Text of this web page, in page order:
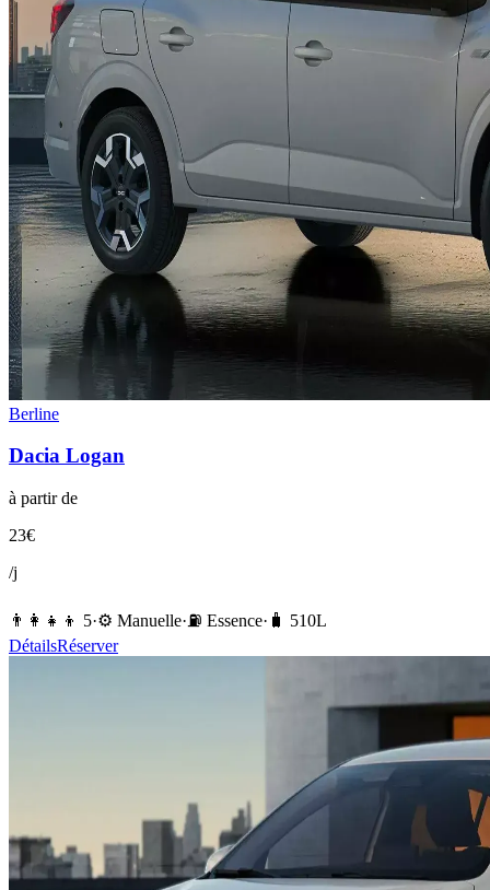
Berline
Dacia Logan
à partir de
23€
/j
👨‍👩‍👧‍👦 5·⚙️ Manuelle·⛽️ Essence· 🧳 510L
DétailsRéserver